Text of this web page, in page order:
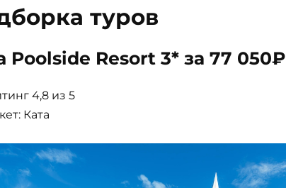
туров
Poolside Resort 3* за 77 050₽
4,8 из 5
Ката